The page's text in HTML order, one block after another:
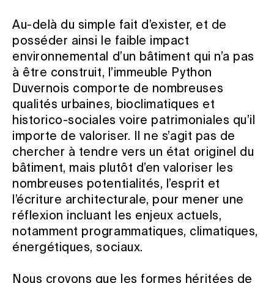
Au-delà du simple fait d’exister, et de
posséder ainsi le faible impact
environnemental d’un bâtiment qui n’a pas
à être construit, l’immeuble Python
Duvernois comporte de nombreuses
qualités urbaines, bioclimatiques et
historico-sociales voire patrimoniales qu’il
importe de valoriser. Il ne s’agit pas de
chercher à tendre vers un état originel du
bâtiment, mais plutôt d’en valoriser les
nombreuses potentialités, l’esprit et
l’écriture architecturale, pour mener une
réflexion incluant les enjeux actuels,
notamment programmatiques, climatiques,
énergétiques, sociaux.
Nous croyons que les formes héritées de